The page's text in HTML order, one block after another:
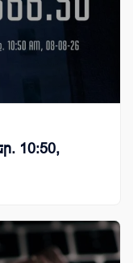
10:50,